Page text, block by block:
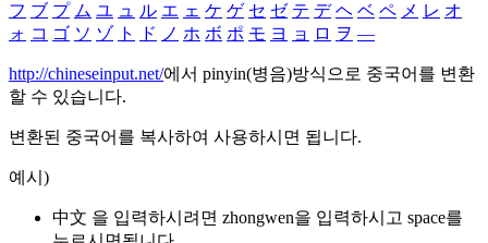
フ ブ プ ム ユ ュ ル エ ェ ケ ゲ セ ゼ テ デ ヘ ベ ペ メ レ オ
ォ コ ゴ ソ ゾ ト ド ノ ホ ボ ポ モ ヨ ョ ロ ヲ ―
http://chineseinput.net/에서 pinyin(병음)방식으로 중국어를 변환
할 수 있습니다.
변환된 중국어를 복사하여 사용하시면 됩니다.
예시)
中文 을 입력하시려면 zhongwen을 입력하시고 space를